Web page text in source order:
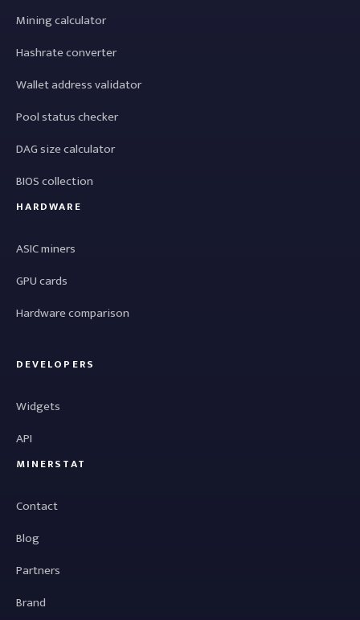
Mining calculator
Hashrate converter
Wallet address validator
Pool status checker
DAG size calculator
BIOS collection
HARDWARE
ASIC miners
GPU cards
Hardware comparison
DEVELOPERS
Widgets
API
MINERSTAT
Contact
Blog
Partners
Brand